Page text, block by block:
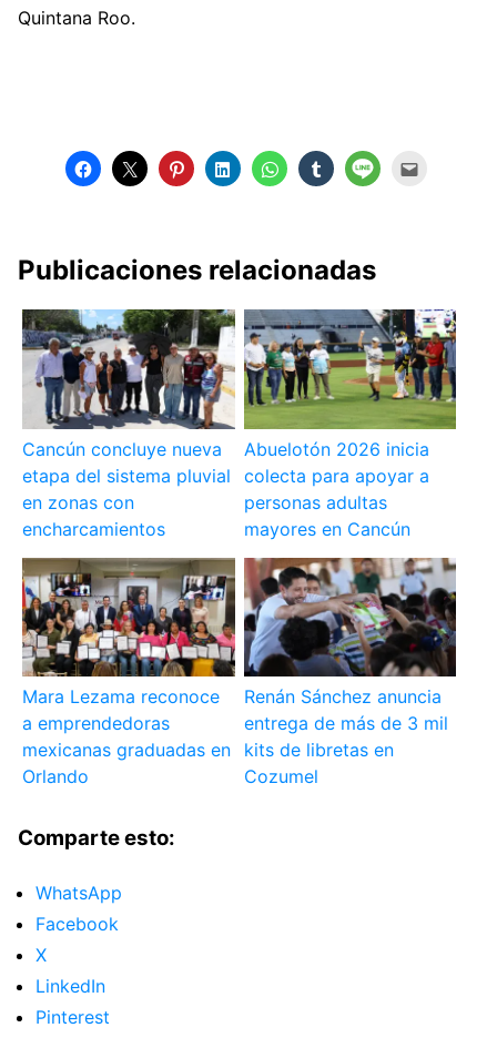
Quintana Roo.
Publicaciones relacionadas
Cancún concluye nueva
etapa del sistema pluvial
en zonas con
encharcamientos
Abuelotón 2026 inicia
colecta para apoyar a
personas adultas
mayores en Cancún
Mara Lezama reconoce
a emprendedoras
mexicanas graduadas en
Orlando
Renán Sánchez anuncia
entrega de más de 3 mil
kits de libretas en
Cozumel
Comparte esto:
WhatsApp
Facebook
X
LinkedIn
Pinterest